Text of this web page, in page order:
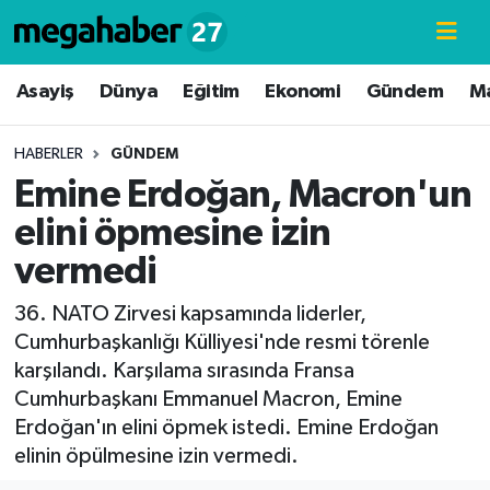
Asayiş Dünya Eğitim Ekonomi Gündem
HABERLER GÜNDEM
Emine Erdoğan, Macron'un
elini öpmesine izin
vermedi
36. NATO Zirvesi kapsamında liderler,
Cumhurbaşkanlığı Külliyesi'nde resmi törenle
karşılandı. Karşılama sırasında Fransa
Cumhurbaşkanı Emmanuel Macron, Emine
Erdoğan'ın elini öpmek istedi. Emine Erdoğan
elinin öpülmesine izin vermedi.
Hava Durumu
Süper Lig Puan Durumu ve Fikstür
Tüm Manşetler
Son Dakika Haberleri
Haber Arşivi